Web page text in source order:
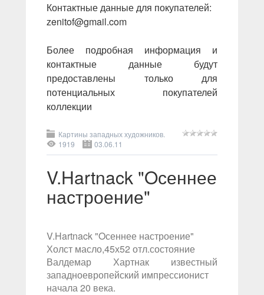
Контактные данные для покупателей:
zenitof@gmail.com
Более подробная информация и
контактные данные будут
предоставлены только для
потенциальных покупателей
коллекции
Картины западных художников.
1919
03.06.11
V.Hartnack "Oсеннее
настроение"
V.Hartnack "Oсеннее настроение"
Холст масло,45х52 отл.состояние
Валдемар Хартнак известный
западноевропейский импрессионист
начала 20 века.